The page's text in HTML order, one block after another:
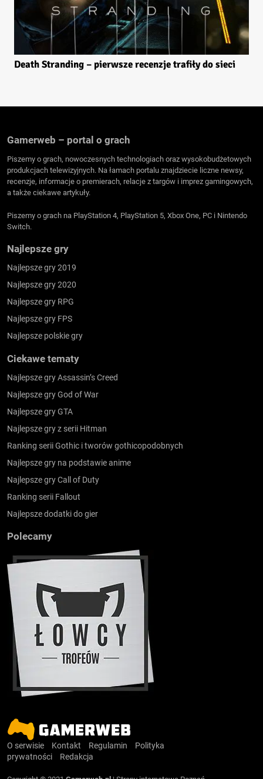
Death Stranding – pierwsze recenzje trafiły do sieci
Gamerweb – portal o grach
Piszemy o grach, nowoczesnych technologiach oraz wysokobudżetowych
produkcjach telewizyjnych. Na łamach portalu znajdziecie liczne newsy,
recenzje, informacje o premierach, relacje z targów i imprez gamingowych,
a także ciekawe artykuły.
Piszemy o grach na PlayStation 4, PlayStation 5, Xbox One, PC i Nintendo
Switch.
Najlepsze gry
Najlepsze gry 2019
Najlepsze gry 2020
Najlepsze gry RPG
Najlepsze gry FPS
Najlepsze polskie gry
Ciekawe tematy
Najlepsze gry Assassin’s Creed
Najlepsze gry God of War
Najlepsze gry GTA
Najlepsze gry z serii Hitman
Ranking serii Gothic i tworów gothicopodobnych
Najlepsze gry na podstawie anime
Najlepsze gry Call of Duty
Ranking serii Fallout
Najlepsze dodatki do gier
Polecamy
O serwisie Kontakt Regulamin
Polityka
prywatności
Redakcja